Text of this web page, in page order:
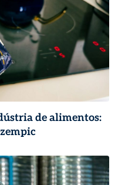
de alimentos: